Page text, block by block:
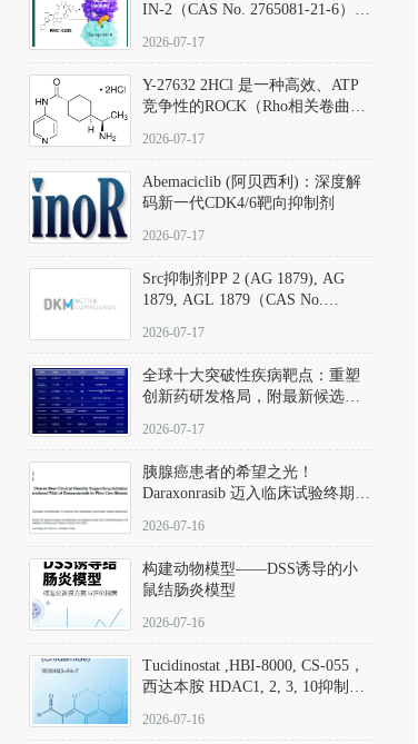
IN-2（CAS No. 2765081-21-6）：
向KRAS/NRAS/HRAS的广谱RAS
2026-07-17
Y-27632 2HCl 是一种高效、ATP
竞争性的ROCK（Rho相关卷曲螺
同等抑制ROCK1与ROCK2；其通
过精准嵌入激酶的ATP结合位点
发挥抑制作用，对ROCK1和
ROCK2的解离常数（Ki）分别为
140 nM和300 nM；在众多丝氨酸/
中，其靶向ROCK的选择性超过
200倍，凸显出优异的分子特异
2026-07-17
Abemaciclib (阿贝西利)：深度解
码新一代CDK4/6靶向抑制剂
2026-07-17
Src抑制剂PP 2 (AG 1879), AG
1879, AGL 1879（CAS No.
应用指南
2026-07-17
全球十大突破性疾病靶点：重塑
创新药研发格局，附最新候选分
2026-07-17
胰腺癌患者的希望之光！
Daraxonrasib 迈入临床试验终期阶
2026-07-16
构建动物模型——DSS诱导的小
鼠结肠炎模型
2026-07-16
Tucidinostat ,HBI-8000, CS-055，
西达本胺 HDAC1, 2, 3, 10抑制剂
D808567) - DKM活性分子
2026-07-16